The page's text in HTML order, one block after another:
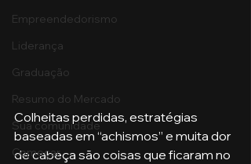
Empreendedorismo
Liderança
Graduação
Resumo do Mercado
Sua comunidade
Começar
Colheitas perdidas, estratégias
baseadas em “achismos” e muita dor
de cabeça são coisas que ficaram no